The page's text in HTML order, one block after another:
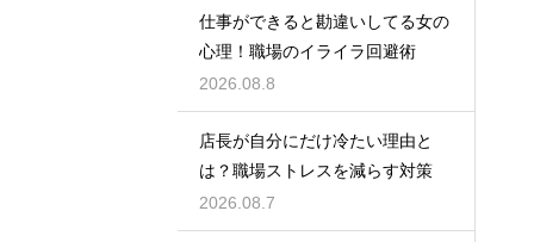
仕事ができると勘違いしてる女の
心理！職場のイライラ回避術
2026.08.8
店長が自分にだけ冷たい理由と
は？職場ストレスを減らす対策
2026.08.7